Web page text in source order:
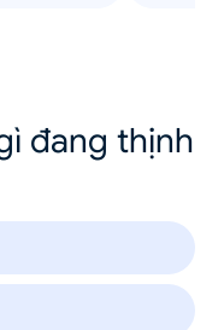
đang thịnh